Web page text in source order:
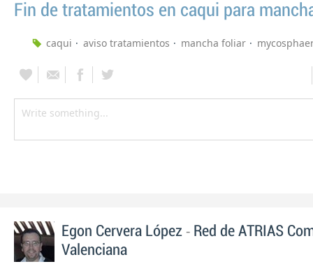
Fin de tratamientos en caqui para
caqui aviso tratamientos mancha foliar
Egon Cervera López - Red de ATRIAS
Valenciana